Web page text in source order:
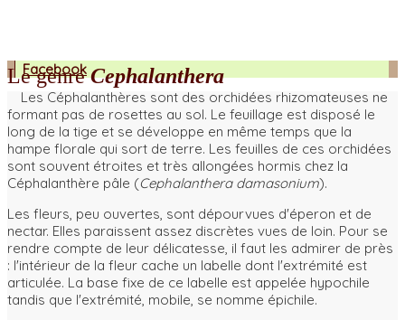
Facebook
Le genreCephalanthera
Les Céphalanthères sont des orchidées rhizomateuses ne
formant pas de rosettes au sol. Le feuillage est disposé le
long de la tige et se développe en même temps que la
hampe florale qui sort de terre. Les feuilles de ces orchidées
sont souvent étroites et très allongées hormis chez la
Céphalanthère pâle (Cephalanthera damasonium).
Les fleurs, peu ouvertes, sont dépourvues d'éperon et de
nectar. Elles paraissent assez discrètes vues de loin. Pour se
rendre compte de leur délicatesse, il faut les admirer de près
: l'intérieur de la fleur cache un labelle dont l'extrémité est
articulée. La base fixe de ce labelle est appelée hypochile
tandis que l'extrémité, mobile, se nomme épichile.